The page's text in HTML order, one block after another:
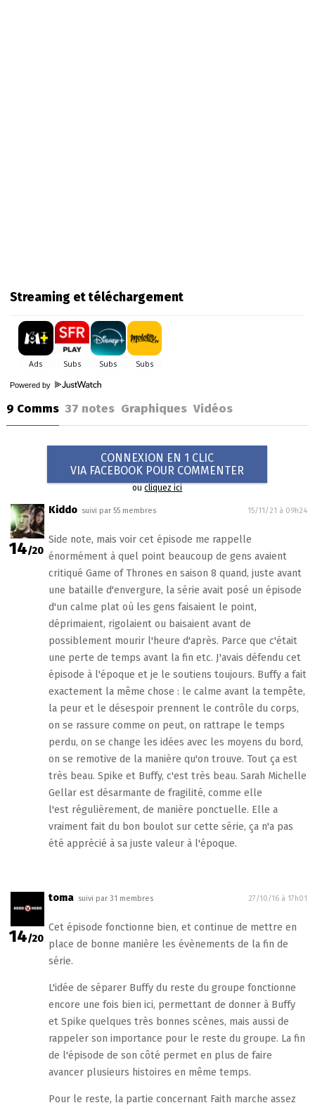
Streaming et téléchargement
Powered by
9 Comms 37 notes Graphiques Vidéos
CONNEXION EN 1 CLIC
VIA FACEBOOK POUR COMMENTER
oucliquez ici
14/20
Kiddo suivi par 55 membres 15/11/21 à 09h24
Side note, mais voir cet épisode me rappelle
énormément à quel point beaucoup de gens avaient
critiqué Game of Thrones en saison 8 quand, juste avant
une bataille d'envergure, la série avait posé un épisode
d'un calme plat où les gens faisaient le point,
déprimaient, rigolaient ou baisaient avant de
possiblement mourir l'heure d'après. Parce que c'était
une perte de temps avant la fin etc. J'avais défendu cet
épisode à l'époque et je le soutiens toujours. Buffy a fait
exactement la même chose : le calme avant la tempête,
la peur et le désespoir prennent le contrôle du corps,
on se rassure comme on peut, on rattrape le temps
perdu, on se change les idées avec les moyens du bord,
on se remotive de la manière qu'on trouve. Tout ça est
très beau. Spike et Buffy, c'est très beau. Sarah Michelle
Gellar est désarmante de fragilité, comme elle
l'est régulièrement, de manière ponctuelle. Elle a
vraiment fait du bon boulot sur cette série, ça n'a pas
été apprécié à sa juste valeur à l'époque.
14/20
toma suivi par 31 membres 27/10/16 à 17h01
Cet épisode fonctionne bien, et continue de mettre en
place de bonne manière les évènements de la fin de
série.
L'idée de séparer Buffy du reste du groupe fonctionne
encore une fois bien ici, permettant de donner à Buffy
et Spike quelques très bonnes scènes, mais aussi de
rappeler son importance pour le reste du groupe. La fin
de l'épisode de son côté permet en plus de faire
avancer plusieurs histoires en même temps.
Pour le reste, la partie concernant Faith marche assez